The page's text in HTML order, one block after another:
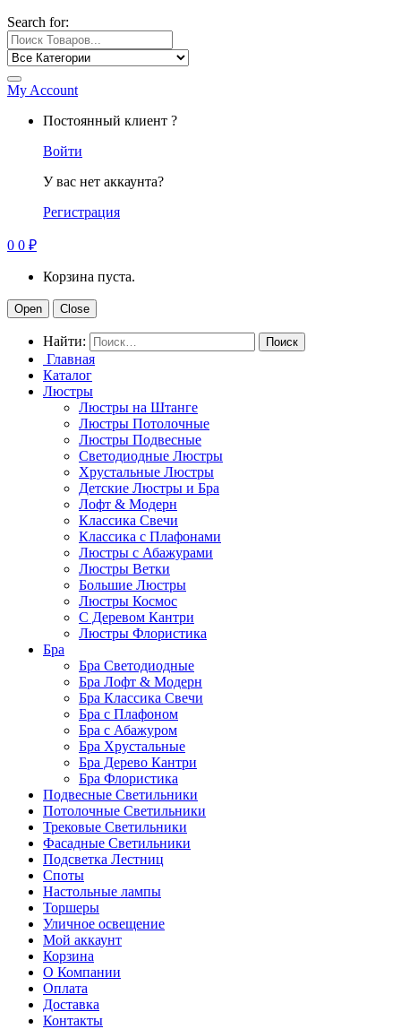
Search for:
My Account
Постоянный клиент ?
Войти
У вас нет аккаунта?
Регистрация
0 0 ₽
Корзина пуста.
Open Close
Найти:
Главная
Каталог
Люстры
Люстры на Штанге
Люстры Потолочные
Люстры Подвесные
Светодиодные Люстры
Хрустальные Люстры
Детские Люстры и Бра
Лофт & Модерн
Классика Свечи
Классика с Плафонами
Люстры с Абажурами
Люстры Ветки
Большие Люстры
Люстры Космос
С Деревом Кантри
Люстры Флористика
Бра
Бра Светодиодные
Бра Лофт & Модерн
Бра Классика Свечи
Бра с Плафоном
Бра с Абажуром
Бра Хрустальные
Бра Дерево Кантри
Бра Флористика
Подвесные Светильники
Потолочные Светильники
Трековые Светильники
Фасадные Светильники
Подсветка Лестниц
Споты
Настольные лампы
Торшеры
Уличное освещение
Мой аккаунт
Корзина
О Компании
Оплата
Доставка
Контакты